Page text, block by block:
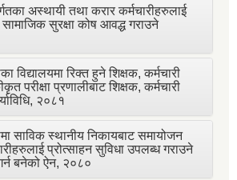
अस्थायी तथा करार कर्मचारीहरुलाई
सामाजिक सुरक्षा कोष आवद्ध गराउने
विद्यालयमा रिक्त हुने शिक्षक, कर्मचारी
परीक्षा प्रणालीबाट शिक्षक, कर्मचारी
२०८१
साविक स्थानीय निकायबाट समायोजन
प्रोत्साहन सुविधा उपलब्ध गराउने
बनेको ऐन, २०८०